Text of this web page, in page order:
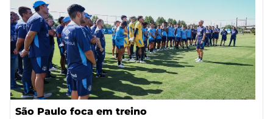
São Paulo foca em treino